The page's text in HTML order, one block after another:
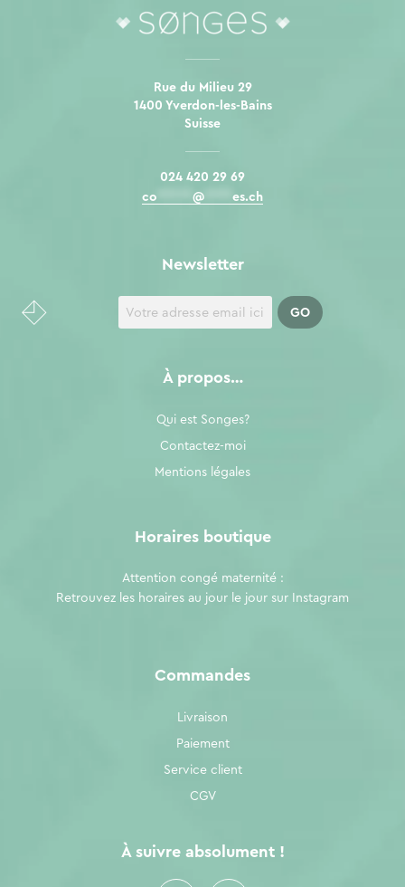
Rue du Milieu 29
1400 Yverdon-les-Bains
Suisse
024 420 29 69
co
@ es.ch
Commandes
Livraison
Paiement
Service client
CGV
À suivre absolument !
À propos…
Qui est Songes?
Contactez-moi
Mentions légales
Newsletter
Horaires boutique
Attention congé maternité :
Retrouvez les horaires au jour le jour sur
Instagram